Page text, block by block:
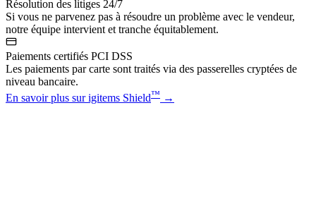
Résolution des litiges 24/7
Si vous ne parvenez pas à résoudre un problème avec le vendeur,
notre équipe intervient et tranche équitablement.
Paiements certifiés PCI DSS
Les paiements par carte sont traités via des passerelles cryptées de
niveau bancaire.
En savoir plus sur igitems Shield™ →